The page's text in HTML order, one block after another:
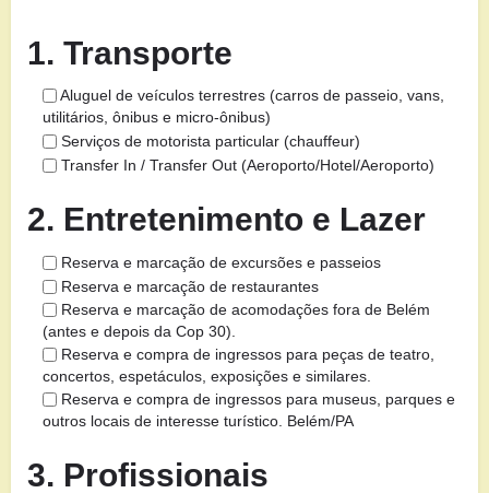
1. Transporte
Aluguel de veículos terrestres (carros de passeio, vans,
utilitários, ônibus e micro-ônibus)
Serviços de motorista particular (chauffeur)
Transfer In / Transfer Out (Aeroporto/Hotel/Aeroporto)
2. Entretenimento e Lazer
Reserva e marcação de excursões e passeios
Reserva e marcação de restaurantes
Reserva e marcação de acomodações fora de Belém
(antes e depois da Cop 30).
Reserva e compra de ingressos para peças de teatro,
concertos, espetáculos, exposições e similares.
Reserva e compra de ingressos para museus, parques e
outros locais de interesse turístico. Belém/PA
3. Profissionais